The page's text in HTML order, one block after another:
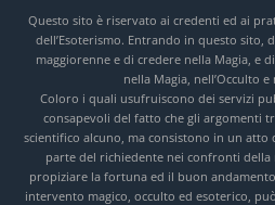
Questo sito è riservato ai credenti ed ai
dell’Esoterismo. Entrando in questo sito,
maggiorenne e di credere nella Magia, e
nella Magia, nell’Occulto e
Coloro i quali usufruiscono dei servizi
consapevoli del fatto che gli argomenti
scientifico alcuno, ma consistono in un atto
parte del richiedente nei confronti della
propiziare la fortuna ed il buon
intervento magico, occulto ed esoterico,